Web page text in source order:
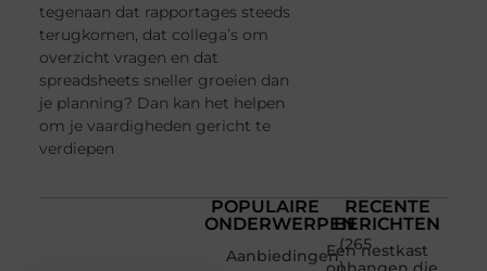
tegenaan dat rapportages steeds
terugkomen, dat collega’s om
overzicht vragen en dat
spreadsheets sneller groeien dan
je planning? Dan kan het helpen
om je vaardigheden gericht te
verdiepen
POPULAIRE
ONDERWERPEN
Aanbiedingen
(265
)
RECENTE
BERICHTEN
Een nestkast